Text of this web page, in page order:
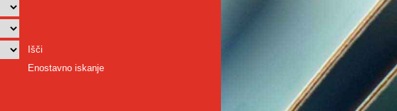
Išči
Enostavno iskanje